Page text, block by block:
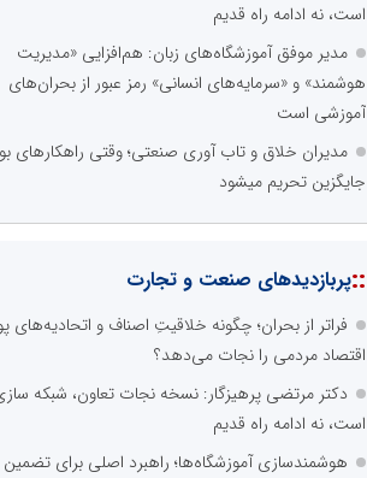
است، نه ادامه راه قدیم
مدیر موفق آموزشگاه‌های زبان: هم‌افزایی «مدیریت
هوشمند» و «سرمایه‌های انسانی» رمز عبور از بحران‌های
آموزشی است
مدیران خلاق و تاب آوری صنعتی؛ وقتی راهکارهای
جایگزین تحریم میشود
::پربازدیدهای صنعت و تجارت
فراتر از بحران؛ چگونه خلاقیتِ اصناف و اتحادیه‌های
اقتصاد مردمی را نجات می‌دهد؟
دکتر مرتضی پرهیزگار: نسخه نجات تعاون، شبکه
است، نه ادامه راه قدیم
هوشمندسازی آموزشگاه‌ها؛ راهبرد اصلی برای تضمین